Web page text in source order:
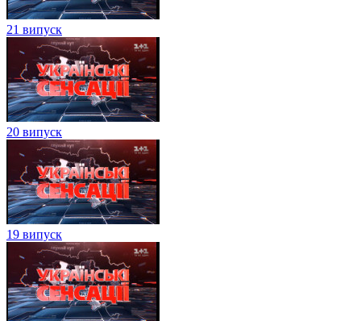
21 випуск
20 випуск
19 випуск